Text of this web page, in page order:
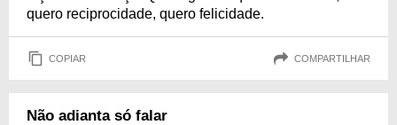
quero reciprocidade, quero felicidade.
COPIAR COMPARTILHAR
Não adianta só falar